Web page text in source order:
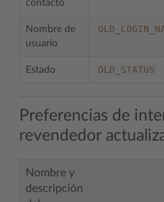
contacto
Nombre de
usuario
Estado OLD_STATUS
Preferencias de
revendedor
Nombre y
descripción